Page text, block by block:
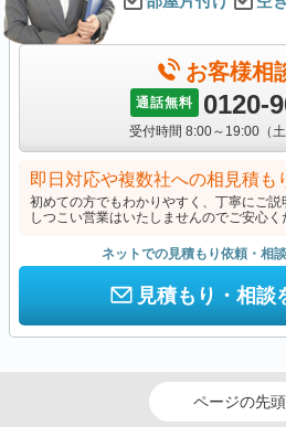
お客様相
通話無料 0120-
受付時間 8:00～19:00（土
即日対応や複数社への相見積も
初めての方でもわかりやすく、丁寧にご
しつこい営業はいたしませんのでご安心く
ネットでの見積もり依頼・相
見積もり・相談
ページの先